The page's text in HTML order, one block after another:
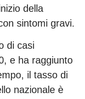
della
sintomi gravi.
di casi
e ha raggiunto
il tasso di
nazionale è